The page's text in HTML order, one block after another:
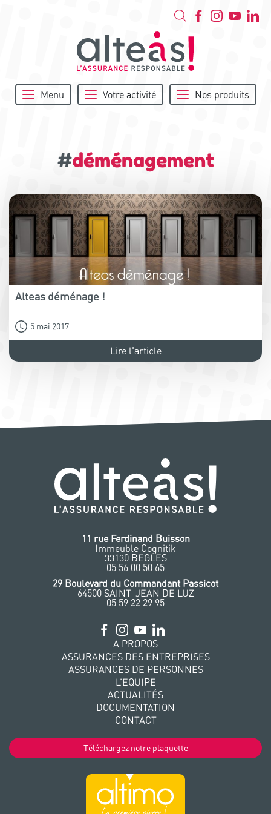
Menu Votre activité Nos produits
#déménagement
Alteas déménage !
5 mai 2017
Lire l'article
11 rue Ferdinand Buisson
Immeuble Cognitik
33130 BEGLES
‭05 56 00 50 65
‭29 Boulevard du Commandant Passicot
64500 SAINT-JEAN DE LUZ
05 59 22 29 95
A PROPOS
ASSURANCES DES ENTREPRISES
ASSURANCES DE PERSONNES
L’EQUIPE
ACTUALITÉS
DOCUMENTATION
CONTACT
Téléchargez notre plaquette